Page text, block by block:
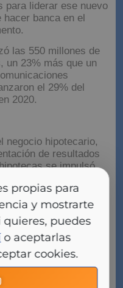
propias para
y mostrarte
puedes
o aceptarlas
cookies.
para liderar ese nuevo
hacer banca en el
las 550 millones de
un 23% más que un
el 29% del
2020.
negocio hipotecario,
de resultados
se impulsó
registradas en
con una cartera de
hipotecarios,
esta cartera
total de financiación,
de euros a finales